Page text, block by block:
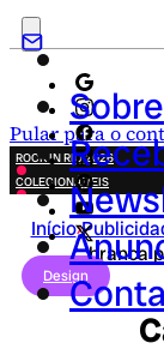
Pular para o
Sobre
ROCK IN RIO 2026
COLECIONÁVEIS
FESTA JUNINA
NOVIDADES
CAMPANHAS CRIATIVAS
Início›
branca
Design